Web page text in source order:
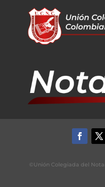
©Unión Colegiada del